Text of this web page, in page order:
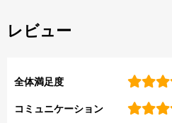
レビュー
全体満足度
コミュニケーション